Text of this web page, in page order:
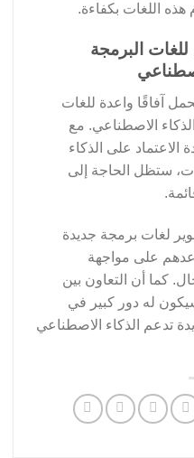
هذه اللغات بكفاءة.
البرمجة
آفاقًا واعدة للغات
الاصطناعي. مع
الاعتماد على الذكاء
ستظل الحاجة إلى
لغات برمجة جديدة
على مواجهة
كما أن التعاون بين
له دور كبير في
تدعم الذكاء الاصطناعي